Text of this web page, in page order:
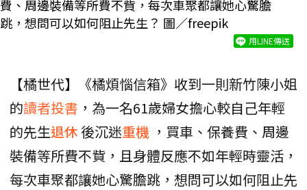
費、周邊裝備等所費不貲，每次車聚都讓她心驚膽
跳，想問可以如何阻止先生？ 圖／freepik
用LINE傳送
【橘世代】《橘煩惱信箱》收到一則新竹陳小姐
的讀者投書 ，為一名61歲婦女擔心較自己年輕
的先生退休 後沉迷重機 ，買車、保養費、周邊
裝備等所費不貲，且身體反應不如年輕時靈活，
每次車聚都讓她心驚膽跳，想問可以如何阻止先